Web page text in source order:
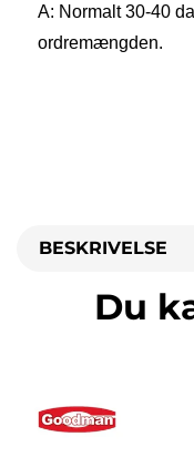
A: Normalt 30-40
ordremængden.
BESKRIVELSE
Du